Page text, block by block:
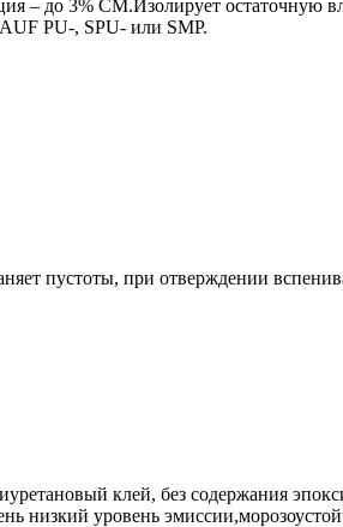
– до 3% СМ.Изолирует остаточную
PU-, SPU- или SMP.
пустоты, при отверждении
клей, без содержания
низкий уровень